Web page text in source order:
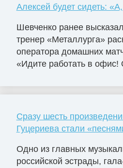
Алексей будет сидеть:
Шевченко ранее
тренер «Металлурга»
оператора домашних
«Идите работать в офис!
Сразу шесть
Гуцериева стали
Одно из главных
российской эстрады,